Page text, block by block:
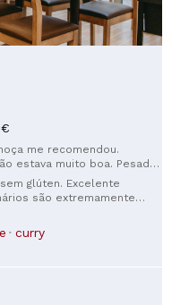
me recomendou.
estava muito boa. Pesada
algum dia. O
que é o dobro do preço de
glúten, mas pelo menos
glúten. Excelente
são extremamente
curry